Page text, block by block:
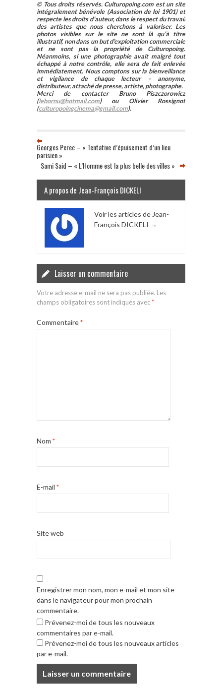
© Tous droits réservés. Culturopoing.com est un site
intégralement bénévole (Association de loi 1901) et
respecte les droits d’auteur, dans le respect du travail
des artistes que nous cherchons à valoriser. Les
photos visibles sur le site ne sont là qu’à titre
illustratif, non dans un but d’exploitation commerciale
et ne sont pas la propriété de Culturopoing.
Néanmoins, si une photographie avait malgré tout
échappé à notre contrôle, elle sera de fait enlevée
immédiatement. Nous comptons sur la bienveillance
et vigilance de chaque lecteur – anonyme,
distributeur, attaché de presse, artiste, photographe.
Merci de contacter Bruno Piszczorowicz
(lebornu@hotmail.com) ou Olivier Rossignot
(culturopoingcinema@gmail.com).
Georges Perec – « Tentative d’épuisement d’un lieu
parisien »
Sami Said – « L’Homme est la plus belle des villes »
A propos de Jean-François DICKELI
Voir les articles de Jean-
François DICKELI →
Laisser un commentaire
Votre adresse e-mail ne sera pas publiée. Les
champs obligatoires sont indiqués avec*
Commentaire*
Nom *
E-mail *
Site web
Enregistrer mon nom, mon e-mail et mon site
dans le navigateur pour mon prochain
commentaire.
Prévenez-moi de tous les nouveaux
commentaires par e-mail.
Prévenez-moi de tous les nouveaux articles
par e-mail.